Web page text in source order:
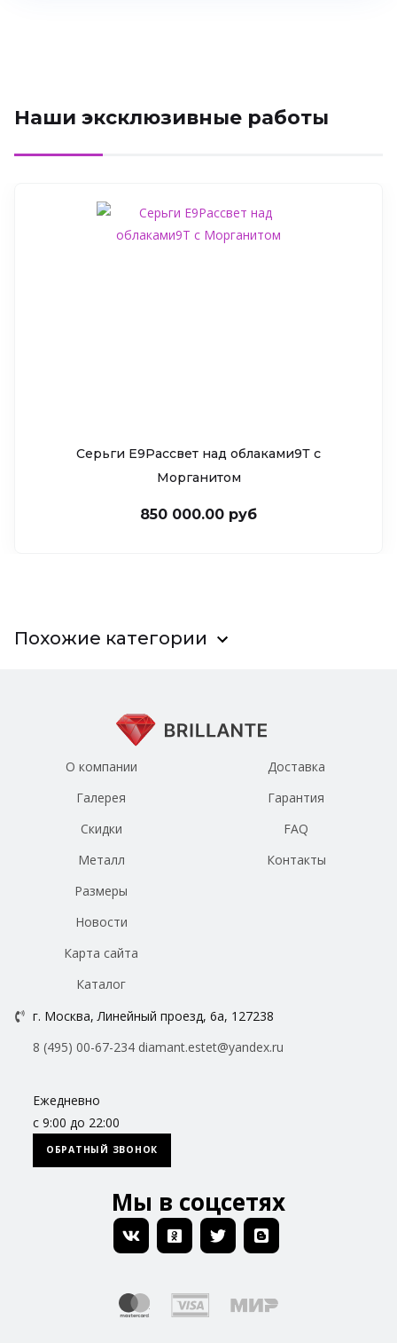
Наши эксклюзивные работы
Серьги Е9Рассвет над облаками9Т c
Морганитом
850 000.00 руб
Похожие категории
О компании
Галерея
Скидки
Металл
Размеры
Новости
Доставка
Гарантия
FAQ
Контакты
Карта сайта
Каталог
г. Москва, Линейный проезд, 6а, 127238
8 (495) 00-67-234 diamant.estet@yandex.ru
Ежедневно
с 9:00 до 22:00
ОБРАТНЫЙ ЗВОНОК
Мы в соцсетях